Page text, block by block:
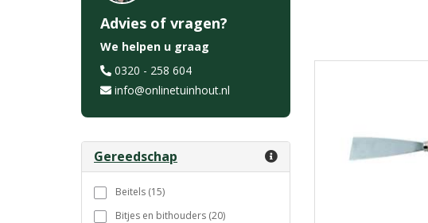
Advies of vragen?
We helpen u graag
0320 - 258 604
info@onlinetuinhout.nl
Gereedschap
Beitels (15)
Bitjes en bithouders (20)